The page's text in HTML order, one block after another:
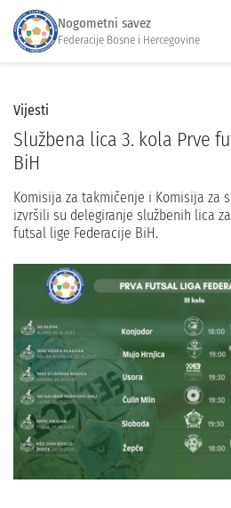
Nogometni savez
Federacije Bosne i Hercegovine
Vijesti
Službena lica 3. kola Prve
BiH
Komisija za takmičenje i Komisija za
izvršili su delegiranje službenih lica
futsal lige Federacije BiH.